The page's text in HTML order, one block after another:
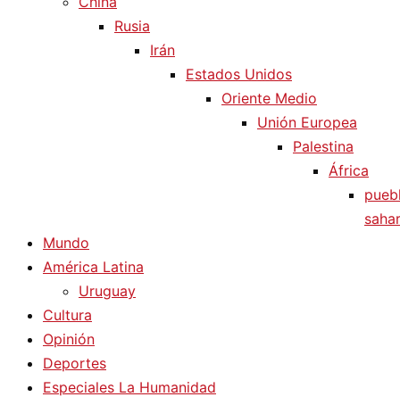
Rusia
Irán
Estados Unidos
Oriente Medio
Unión Europea
Palestina
África
Mundo
América Latina
Uruguay
Cultura
Opinión
Deportes
Especiales La Humanidad